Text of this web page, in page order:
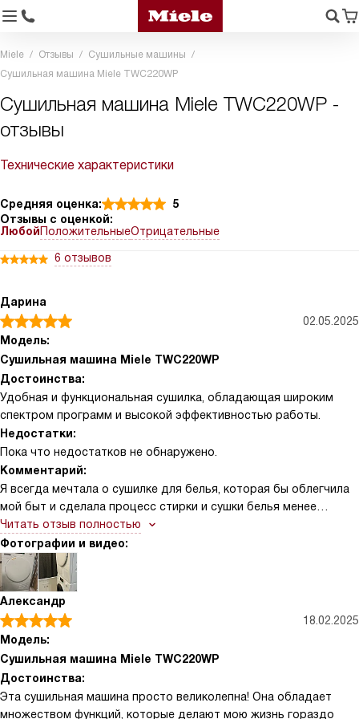
Miele Отзывы
Сушильные машины
Сушильная машина Miele TWC220WP
Сушильная машина Miele TWC220WP -
отзывы
Технические характеристики
Средняя оценка:
5
Отзывы с оценкой:
ЛюбойПоложительныеОтрицательные
6 отзывов
Дарина
02.05.2025
Модель:
Сушильная машина Miele TWC220WP
Достоинства:
Удобная и функциональная сушилка, обладающая широким
спектром программ и высокой эффективностью работы.
Недостатки:
Пока что недостатков не обнаружено.
Комментарий:
Я всегда мечтала о сушилке для белья, которая бы облегчила
мой быт и сделала процесс стирки и сушки белья менее
трудоемким. И вот, моя мечта сбылась. Эта сушилка стала
настоящим открытием для меня. Она обладает всеми
необходимыми функциями, которые только могут
понадобиться в домашнем хозяйстве. Вместительный барабан
позволяет сушить большое количество белья за один раз.
Удобная панель управления с интуитивно понятными
настройками делает процесс использования этой сушилки
простым и приятным.
Одним из главных преимуществ этой сушилки, на мой взгляд,
является ее эффективность. Белье после сушки остается
Читать отзыв полностью
Фотографии и видео:
Александр
18.02.2025
Модель:
Сушильная машина Miele TWC220WP
Достоинства:
Эта сушильная машина просто великолепна! Она обладает
множеством функций, которые делают мою жизнь гораздо